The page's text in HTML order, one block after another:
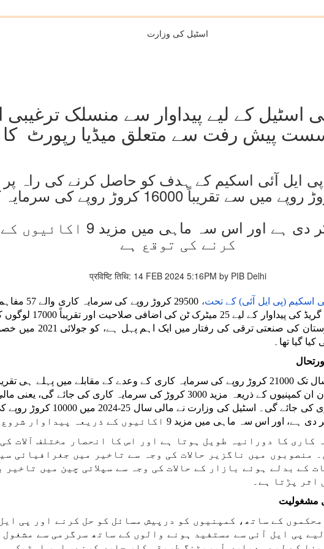
اسٹیل کی وزارت
اسٹیل کے لیے پیداوار سے منسلک
پیش رفت سے متعلق میڈیا رپورٹ
پانچ اکائیوں نے پیداوار شروع
کرنے کی توقع ہے
प्रविष्टि तिथि: 14 FEB 2024 5:16PM by PIB Delhi
اسکیم (پی ایل آئی) کے تحت،
29500
کے تحت مالی سال 28-
ہے۔ واضح رہے کہ پی ایل
گیا تھا۔
میں سے تقریباً 16000 کروڑ روپے کی
کاری کا دورانیہ طویل ہوتا ہے اور اس کا انحصار مختلف آلات
منصوبوں میں ناگزیر حالات کی وجہ سے تاخیر میں جغرافیائی
کے بدلے ہوئے بازار کے حالات کی وجہ سے سپلائی چین میں
اثر پڑتا ہے۔
مشغولیت
کے ساتھ، کمپنیوں کو درپیش مسائل کو حل کرنے اور پی
پی ایل آئی سے مستفید ہونے والوں کے ساتھ سرگرمی سے